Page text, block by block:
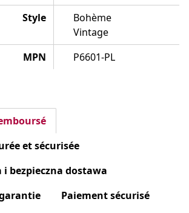
Style
Bohème
Vintage
MPN
P6601-PL
et sécurisée
i bezpieczna dostawa
Paiement sécurisé